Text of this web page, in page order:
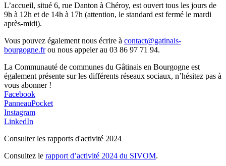
L’accueil, situé 6, rue Danton à Chéroy, est ouvert tous les jours de
9h à 12h et de 14h à 17h (attention, le standard est fermé le mardi
après-midi).
Vous pouvez également nous écrire à contact@gatinais-
bourgogne.frou nous appeler au 03 86 97 71 94.
La Communauté de communes du Gâtinais en Bourgogne est
également présente sur les différents réseaux sociaux, n’hésitez pas à
vous abonner !
Facebook
PanneauPocket
Instagram
LinkedIn
Consulter les rapports d'activité 2024
Consultez le rapport d’activité 2024 du SIVOM.